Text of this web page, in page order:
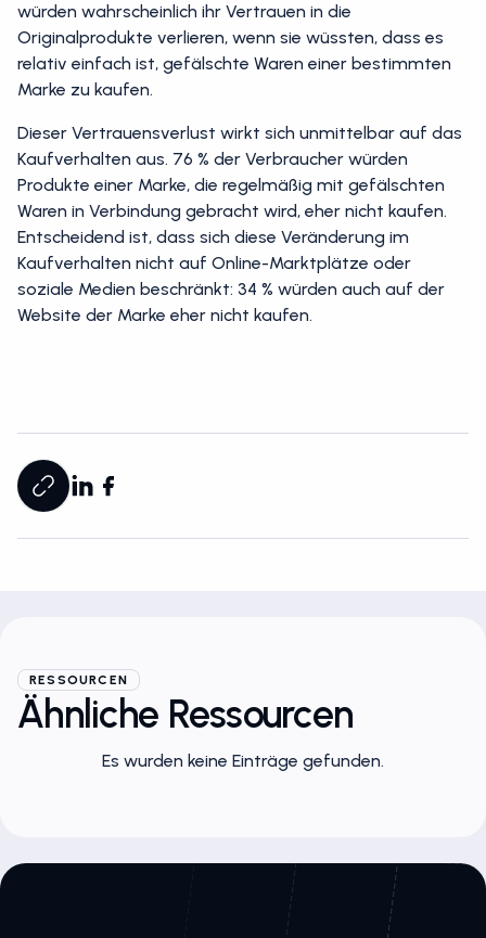
würden wahrscheinlich ihr Vertrauen in die
Originalprodukte verlieren, wenn sie wüssten, dass es
relativ einfach ist, gefälschte Waren einer bestimmten
Marke zu kaufen.
Dieser Vertrauensverlust wirkt sich unmittelbar auf das
Kaufverhalten aus. 76 % der Verbraucher würden
Produkte einer Marke, die regelmäßig mit gefälschten
Waren in Verbindung gebracht wird, eher nicht kaufen.
Entscheidend ist, dass sich diese Veränderung im
Kaufverhalten nicht auf Online-Marktplätze oder
soziale Medien beschränkt: 34 % würden auch auf der
Website der Marke eher nicht kaufen.
RESSOURCEN
Ähnliche Ressourcen
Es wurden keine Einträge gefunden.